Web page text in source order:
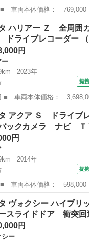
： プリウス ■ グレード
ＴＶ アルミホイール
リウス
タ ハリアー Ｚ 全周囲
ドライブレコーダー
円
ー
2023年
提
名： ハリアー ■ グレー
ドライブレコーダー ■
リアー
タ アクア Ｓ ドライブ
ックカメラ ナビ
円
2014年
提
： アクア ■ グレード名
ックカメラ ナビ ＴＶ
ア
タ ヴォクシー ハイブ
スライドドア 衝突
円
シー